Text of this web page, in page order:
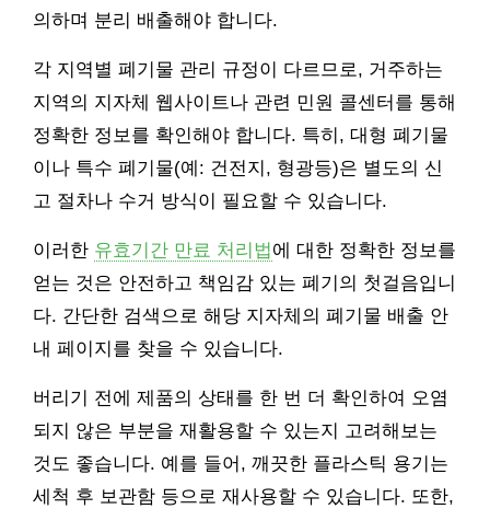
의하며 분리 배출해야 합니다.
각 지역별 폐기물 관리 규정이 다르므로, 거주하는
지역의 지자체 웹사이트나 관련 민원 콜센터를 통해
정확한 정보를 확인해야 합니다. 특히, 대형 폐기물
이나 특수 폐기물(예: 건전지, 형광등)은 별도의 신
고 절차나 수거 방식이 필요할 수 있습니다.
이러한 유효기간 만료 처리법에 대한 정확한 정보를
얻는 것은 안전하고 책임감 있는 폐기의 첫걸음입니
다. 간단한 검색으로 해당 지자체의 폐기물 배출 안
내 페이지를 찾을 수 있습니다.
버리기 전에 제품의 상태를 한 번 더 확인하여 오염
되지 않은 부분을 재활용할 수 있는지 고려해보는
것도 좋습니다. 예를 들어, 깨끗한 플라스틱 용기는
세척 후 보관함 등으로 재사용할 수 있습니다. 또한,